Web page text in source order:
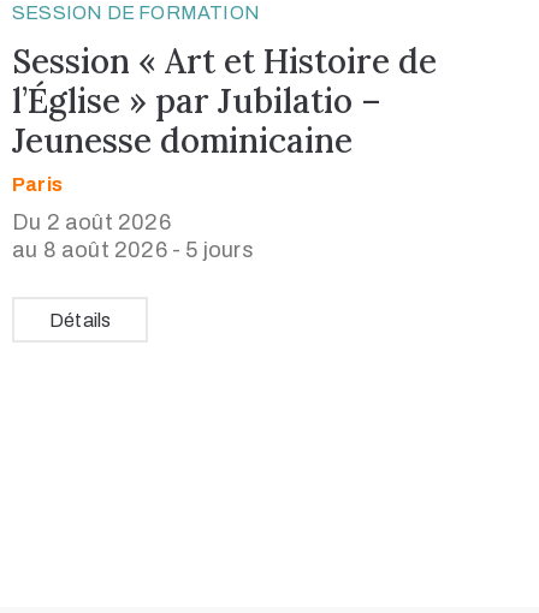
SESSION DE FORMATION
Session « Art et Histoire de
l’Église » par Jubilatio –
Jeunesse dominicaine
Paris
Du 2 août 2026
au 8 août 2026 - 5 jours
Détails